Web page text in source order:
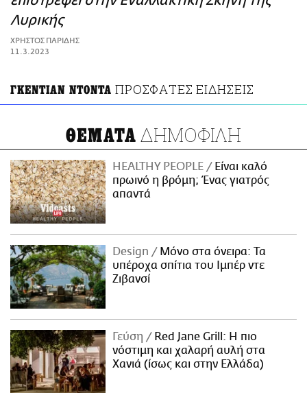
ΑΜΠΑ
PRINT
Λυρικής
ΧΡΗΣΤΟΣ ΠΑΡΙΔΗΣ
11.3.2023
ΓΚΕΝΤΙΑΝ ΝΤΟΝΤΑ ΠΡΟΣΦΑΤΕΣ ΕΙΔΗΣΕΙΣ
ΘΕΜΑΤΑ ΔΗΜΟΦΙΛΗ
HEALTHY PEOPLE
Είναι καλό
πρωινό η βρόμη; Ένας γιατρός
απαντά
Design
Μόνο στα όνειρα: Τα
υπέροχα σπίτια του Ιμπέρ ντε
Ζιβανσί
Γεύση
Red Jane Grill: Η πιο
νόστιμη και χαλαρή αυλή στα
Χανιά (ίσως και στην Ελλάδα)